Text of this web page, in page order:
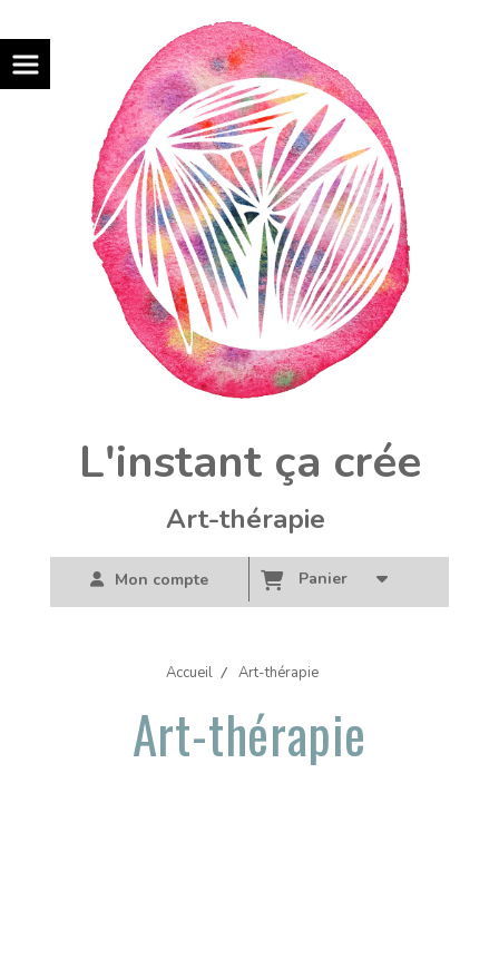
L'instant ça crée
Art-thérapie
Mon compte Panier
Accueil Art-thérapie
Art-thérapie